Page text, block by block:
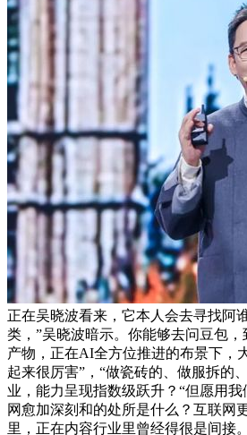
正在吴晓波看来，它本人会去寻找阿
类，”吴晓波暗示。你能够去问豆包，
产物，正在AI全方位推进的布景下，
起来很厉害”，“做瓷砖的、做服拆的
业，能力呈现指数级跃升？“但愿用
网愈加深刻和的处所是什么？互联网
里，正在内容行业里曾经得很是间接